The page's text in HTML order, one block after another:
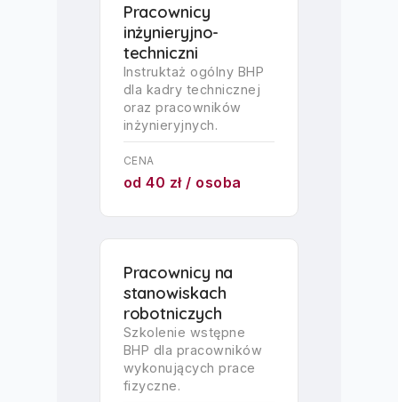
Pracownicy
inżynieryjno-
techniczni
Instruktaż ogólny BHP
dla kadry technicznej
oraz pracowników
inżynieryjnych.
CENA
od 40 zł / osoba
Pracownicy na
stanowiskach
robotniczych
Szkolenie wstępne
BHP dla pracowników
wykonujących prace
fizyczne.